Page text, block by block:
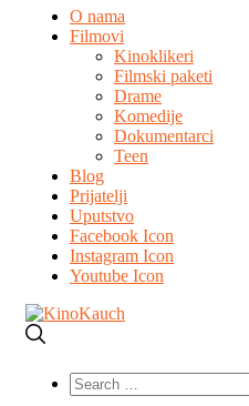
O nama
Filmovi
Kinoklikeri
Filmski paketi
Drame
Komedije
Dokumentarci
Teen
Blog
Prijatelji
Uputstvo
Facebook Icon
Instagram Icon
Youtube Icon
Search
for: